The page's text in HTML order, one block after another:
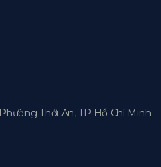
Thới An, TP Hồ Chí Minh